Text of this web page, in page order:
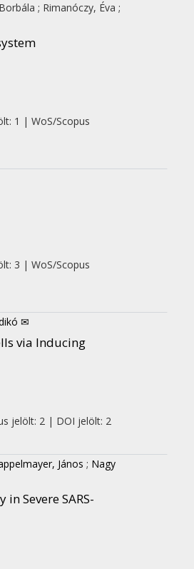
; Rimanóczy, Éva ;
1 | WoS/Scopus
3 | WoS/Scopus
✉
via Inducing
jelölt: 2 | DOI jelölt: 2
János ; Nagy
Severe SARS-